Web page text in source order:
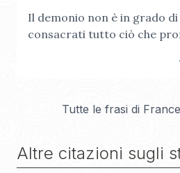
Il demonio non è in grado
consacrati tutto ciò che
Tutte le frasi di
Altre citazioni sugli